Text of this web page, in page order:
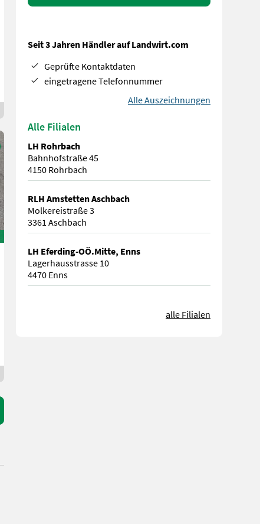
Seit 3 Jahren Händler auf Landwirt.com
Geprüfte Kontaktdaten
eingetragene Telefonnummer
Alle Auszeichnungen
Alle Filialen
LH Rohrbach
Bahnhofstraße 45
4150 Rohrbach
RLH Amstetten Aschbach
Molkereistraße 3
3361 Aschbach
LH Eferding-OÖ.Mitte, Enns
Lagerhausstrasse 10
4470 Enns
alle Filialen